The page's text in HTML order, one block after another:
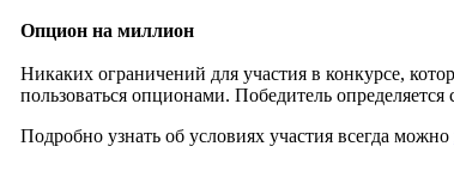
Опцион на миллион
Никаких ограничений для участия в конкурсе,
пользоваться опционами. Победитель
Подробно узнать об условиях участия всегда можно